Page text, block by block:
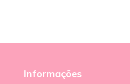
Informações